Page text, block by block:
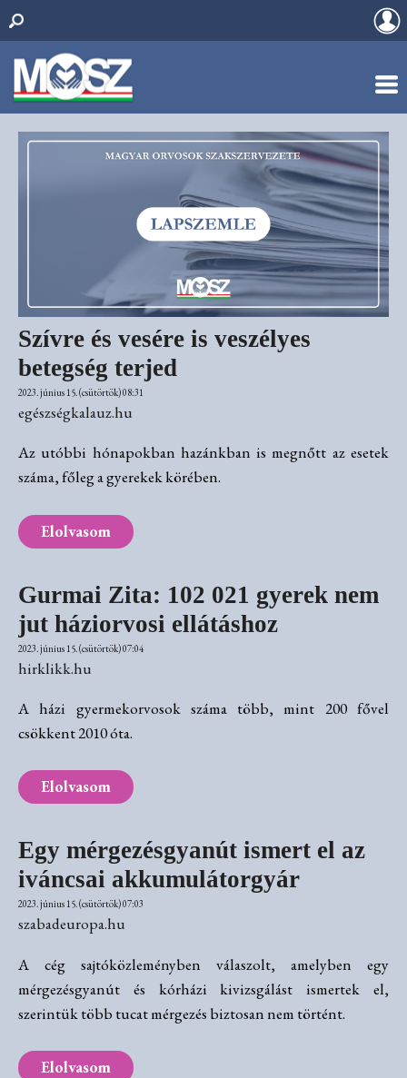
Szívre és vesére is veszélyes
betegség terjed
2023. június 15. (csütörtök) 08:31
egészségkalauz.hu
Az utóbbi hónapokban hazánkban is megnőtt az esetek
száma, főleg a gyerekek körében.
Elolvasom
Gurmai Zita: 102 021 gyerek nem
jut háziorvosi ellátáshoz
2023. június 15. (csütörtök) 07:04
hirklikk.hu
A házi gyermekorvosok száma több, mint 200 fővel
csökkent 2010 óta.
Elolvasom
Egy mérgezésgyanút ismert el az
iváncsai akkumulátorgyár
2023. június 15. (csütörtök) 07:03
szabadeuropa.hu
A cég sajtóközleményben válaszolt, amelyben egy
mérgezésgyanút és kórházi kivizsgálást ismertek el,
szerintük több tucat mérgezés biztosan nem történt.
Elolvasom